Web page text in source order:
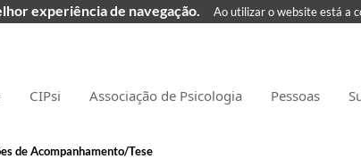
CIPsi Associação de Psicologia Pessoas
de Acompanhamento/Tese
experiência de navegação. Ao utilizar o website está a